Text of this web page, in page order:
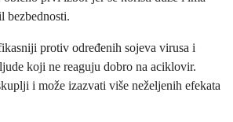
bezbednosti.
protiv određenih sojeva virusa i
koji ne reaguju dobro na aciklovir.
i može izazvati više neželjenih efekata